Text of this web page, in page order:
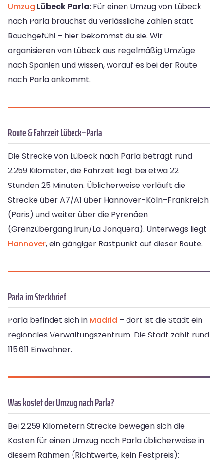
Umzug Lübeck Parla: Für einen Umzug von Lübeck
nach Parla brauchst du verlässliche Zahlen statt
Bauchgefühl – hier bekommst du sie. Wir
organisieren von Lübeck aus regelmäßig Umzüge
nach Spanien und wissen, worauf es bei der Route
nach Parla ankommt.
Route & Fahrzeit Lübeck–Parla
Die Strecke von Lübeck nach Parla beträgt rund
2.259 Kilometer, die Fahrzeit liegt bei etwa 22
Stunden 25 Minuten. Üblicherweise verläuft die
Strecke über A7/A1 über Hannover–Köln–Frankreich
(Paris) und weiter über die Pyrenäen
(Grenzübergang Irun/La Jonquera). Unterwegs liegt
Hannover, ein gängiger Rastpunkt auf dieser Route.
Parla im Steckbrief
Parla befindet sich in Madrid – dort ist die Stadt ein
regionales Verwaltungszentrum. Die Stadt zählt rund
115.611 Einwohner.
Was kostet der Umzug nach Parla?
Bei 2.259 Kilometern Strecke bewegen sich die
Kosten für einen Umzug nach Parla üblicherweise in
diesem Rahmen (Richtwerte, kein Festpreis):